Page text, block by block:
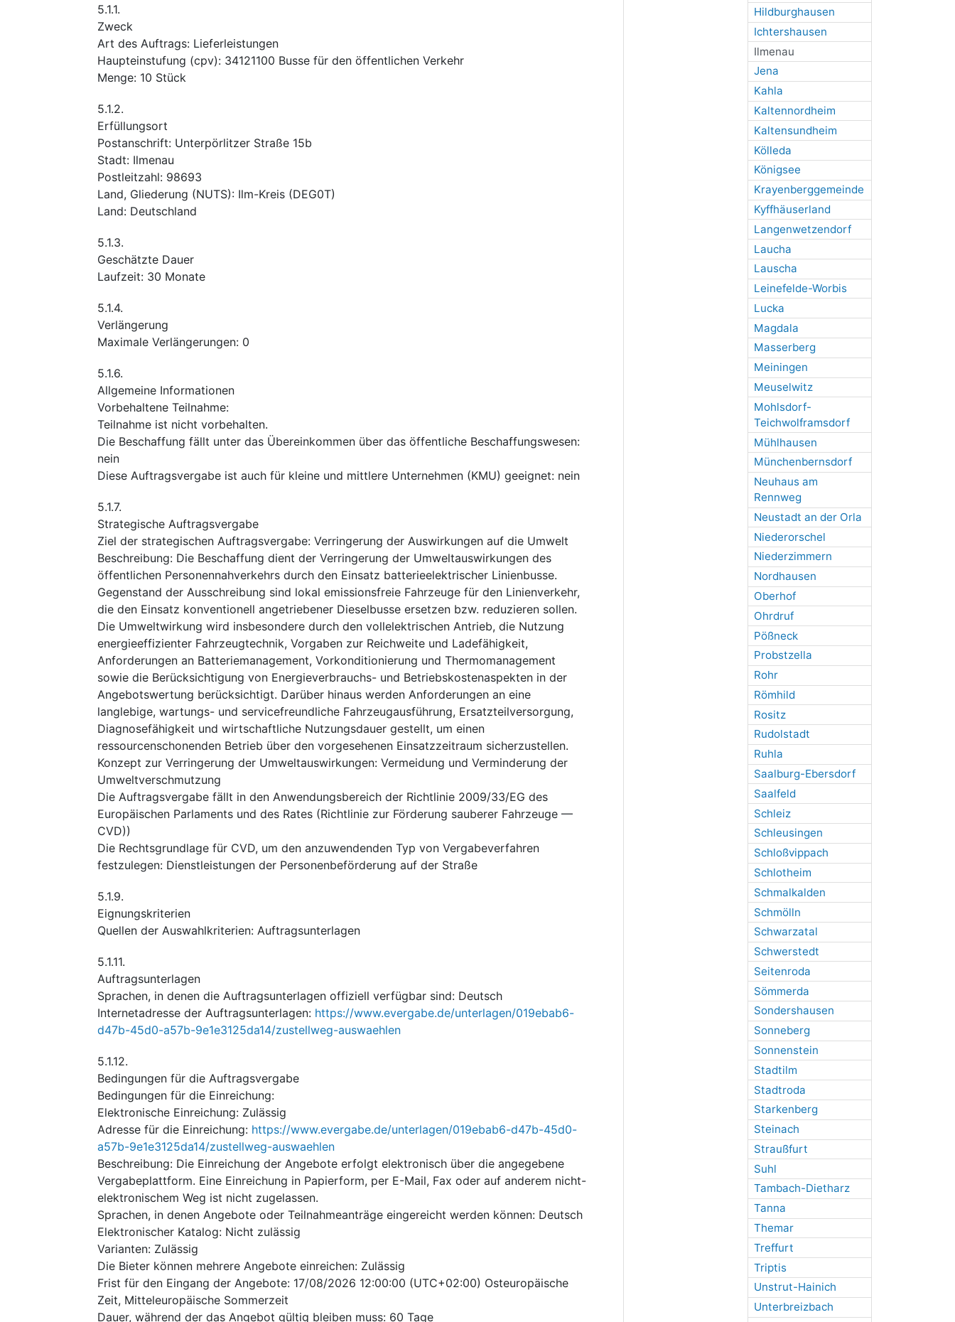
Hildburghausen
Ichtershausen
Ilmenau
Jena
Kahla
Kaltennordheim
Kaltensundheim
Kölleda
Königsee
Krayenberggemeinde
Kyffhäuserland
Langenwetzendorf
Laucha
Lauscha
Leinefelde-Worbis
Lucka
Magdala
Masserberg
Meiningen
Meuselwitz
Mohlsdorf-
Teichwolframsdorf
Mühlhausen
Münchenbernsdorf
Neuhaus am
Rennweg
Neustadt an der Orla
Niederorschel
Niederzimmern
Nordhausen
Oberhof
Ohrdruf
Pößneck
Probstzella
Rohr
Römhild
Rositz
Rudolstadt
Ruhla
Saalburg-Ebersdorf
Saalfeld
Schleiz
Schleusingen
Schloßvippach
Schlotheim
Schmalkalden
Schmölln
Schwarzatal
Schwerstedt
Seitenroda
Sömmerda
Sondershausen
Sonneberg
Sonnenstein
Stadtilm
Stadtroda
Starkenberg
Steinach
Straußfurt
Suhl
Tambach-Dietharz
Tanna
Themar
Treffurt
Triptis
Unstrut-Hainich
Unterbreizbach
5.1.1.
Zweck
Art des Auftrags: Lieferleistungen
Haupteinstufung (cpv): 34121100 Busse für den öffentlichen Verkehr
Menge: 10 Stück
5.1.2.
Erfüllungsort
Postanschrift: Unterpörlitzer Straße 15b
Stadt: Ilmenau
Postleitzahl: 98693
Land, Gliederung (NUTS): Ilm-Kreis (DEG0T)
Land: Deutschland
5.1.3.
Geschätzte Dauer
Laufzeit: 30 Monate
5.1.4.
Verlängerung
Maximale Verlängerungen: 0
5.1.6.
Allgemeine Informationen
Vorbehaltene Teilnahme:
Teilnahme ist nicht vorbehalten.
Die Beschaffung fällt unter das Übereinkommen über das öffentliche Beschaffungswesen:
nein
Diese Auftragsvergabe ist auch für kleine und mittlere Unternehmen (KMU) geeignet: nein
5.1.7.
Strategische Auftragsvergabe
Ziel der strategischen Auftragsvergabe: Verringerung der Auswirkungen auf die Umwelt
Beschreibung: Die Beschaffung dient der Verringerung der Umweltauswirkungen des
öffentlichen Personennahverkehrs durch den Einsatz batterieelektrischer Linienbusse.
Gegenstand der Ausschreibung sind lokal emissionsfreie Fahrzeuge für den Linienverkehr,
die den Einsatz konventionell angetriebener Dieselbusse ersetzen bzw. reduzieren sollen.
Die Umweltwirkung wird insbesondere durch den vollelektrischen Antrieb, die Nutzung
energieeffizienter Fahrzeugtechnik, Vorgaben zur Reichweite und Ladefähigkeit,
Anforderungen an Batteriemanagement, Vorkonditionierung und Thermomanagement
sowie die Berücksichtigung von Energieverbrauchs- und Betriebskostenaspekten in der
Angebotswertung berücksichtigt. Darüber hinaus werden Anforderungen an eine
langlebige, wartungs- und servicefreundliche Fahrzeugausführung, Ersatzteilversorgung,
Diagnosefähigkeit und wirtschaftliche Nutzungsdauer gestellt, um einen
ressourcenschonenden Betrieb über den vorgesehenen Einsatzzeitraum sicherzustellen.
Konzept zur Verringerung der Umweltauswirkungen: Vermeidung und Verminderung der
Umweltverschmutzung
Die Auftragsvergabe fällt in den Anwendungsbereich der Richtlinie 2009/33/EG des
Europäischen Parlaments und des Rates (Richtlinie zur Förderung sauberer Fahrzeuge —
CVD))
Die Rechtsgrundlage für CVD, um den anzuwendenden Typ von Vergabeverfahren
festzulegen: Dienstleistungen der Personenbeförderung auf der Straße
5.1.9.
Eignungskriterien
Quellen der Auswahlkriterien: Auftragsunterlagen
5.1.11.
Auftragsunterlagen
Sprachen, in denen die Auftragsunterlagen offiziell verfügbar sind: Deutsch
Internetadresse der Auftragsunterlagen: https://www.evergabe.de/unterlagen/019ebab6-
d47b-45d0-a57b-9e1e3125da14/zustellweg-auswaehlen
5.1.12.
Bedingungen für die Auftragsvergabe
Bedingungen für die Einreichung:
Elektronische Einreichung: Zulässig
Adresse für die Einreichung: https://www.evergabe.de/unterlagen/019ebab6-d47b-45d0-
a57b-9e1e3125da14/zustellweg-auswaehlen
Beschreibung: Die Einreichung der Angebote erfolgt elektronisch über die angegebene
Vergabeplattform. Eine Einreichung in Papierform, per E-Mail, Fax oder auf anderem nicht-
elektronischem Weg ist nicht zugelassen.
Sprachen, in denen Angebote oder Teilnahmeanträge eingereicht werden können: Deutsch
Elektronischer Katalog: Nicht zulässig
Varianten: Zulässig
Die Bieter können mehrere Angebote einreichen: Zulässig
Frist für den Eingang der Angebote: 17/08/2026 12:00:00 (UTC+02:00) Osteuropäische
Zeit, Mitteleuropäische Sommerzeit
Dauer, während der das Angebot gültig bleiben muss: 60 Tage